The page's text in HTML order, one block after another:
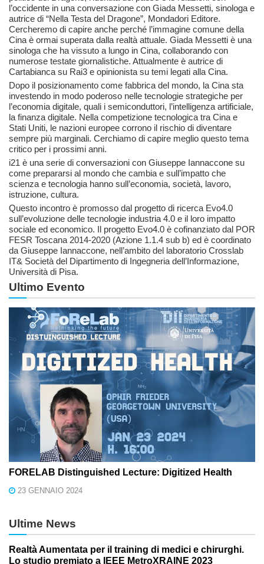
l’occidente in una conversazione con Giada Messetti, sinologa e
autrice di “Nella Testa del Dragone”, Mondadori Editore.
Cercheremo di capire anche perché l’immagine comune della
Cina è ormai superata dalla realtà attuale. Giada Messetti è una
sinologa che ha vissuto a lungo in Cina, collaborando con
numerose testate giornalistiche. Attualmente è autrice di
Cartabianca su Rai3 e opinionista su temi legati alla Cina.
Dopo il posizionamento come fabbrica del mondo, la Cina sta
investendo in modo poderoso nelle tecnologie strategiche per
l’economia digitale, quali i semiconduttori, l’intelligenza artificiale,
la finanza digitale. Nella competizione tecnologica tra Cina e
Stati Uniti, le nazioni europee corrono il rischio di diventare
sempre più marginali. Cerchiamo di capire meglio questo tema
critico per i prossimi anni.
i21 è una serie di conversazioni con Giuseppe Iannaccone su
come prepararsi al mondo che cambia e sull’impatto che
scienza e tecnologia hanno sull’economia, società, lavoro,
istruzione, cultura.
Questo incontro è promosso dal progetto di ricerca Evo4.0
sull’evoluzione delle tecnologie industria 4.0 e il loro impatto
sociale ed economico. Il progetto Evo4.0 è cofinanziato dal POR
FESR Toscana 2014-2020 (Azione 1.1.4 sub b) ed è coordinato
da Giuseppe Iannaccone, nell’ambito del laboratorio Crosslab
IT& Società del Dipartimento di Ingegneria dell’Informazione,
Università di Pisa.
Ultimo Evento
FORELAB Distinguished Lecture: Digitized Health
23 GENNAIO 2024
Ultime News
Realtà Aumentata per il training di medici e chirurghi.
Lo studio premiato a IEEE MetroXRAINE 2023